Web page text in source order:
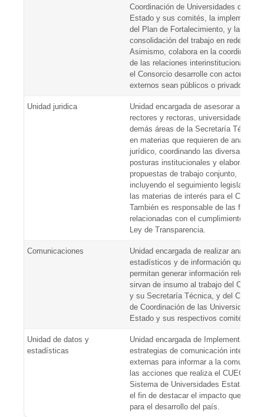
Coordinación de Universidades del
Estado y sus comités, la
del Plan de Fortalecimiento, y la
consolidación del trabajo en redes.
Asimismo, colabora en la coordinación
de las relaciones interinstitucionales
el Consorcio desarrolle con actores
externos sean públicos o privados.
Unidad juridica
Unidad encargada de asesorar a los
rectores y rectoras, universidades y
demás áreas de la Secretaría Técnica,
en materias que requieren de análisis
jurídico, coordinando las diversas
posturas institucionales y elaborando
propuestas de trabajo conjunto,
incluyendo el seguimiento legislativo
las materias de interés para el
También es responsable de las
relacionadas con el cumplimiento de la
Ley de Transparencia.
Comunicaciones
Unidad encargada de realizar análisis
estadísticos y de información que
permitan generar información
sirvan de insumo al trabajo del
y su Secretaría Técnica, y del Consejo
de Coordinación de las Universidades
Estado y sus respectivos comités.
Unidad de datos y
estadísticas
Unidad encargada de Implementar
estrategias de comunicación internas y
externas para informar a la comunidad
las acciones que realiza el CUECH y el
Sistema de Universidades Estatales,
el fin de destacar el impacto que tienen
para el desarrollo del país.